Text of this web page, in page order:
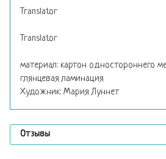
Translator
Translator
материал: картон одностороннего
глянцевая ламинация
Художник: Мария Луннет
Отзывы